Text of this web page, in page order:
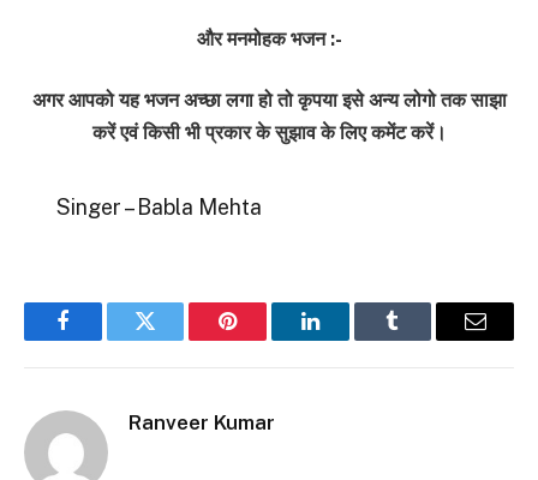
और मनमोहक भजन :-
अगर आपको यह भजन अच्छा लगा हो तो कृपया इसे अन्य लोगो तक साझा
करें एवं किसी भी प्रकार के सुझाव के लिए कमेंट करें।
Singer – Babla Mehta
FacebookTwitter Pinterest LinkedInTumblr Email
Ranveer Kumar